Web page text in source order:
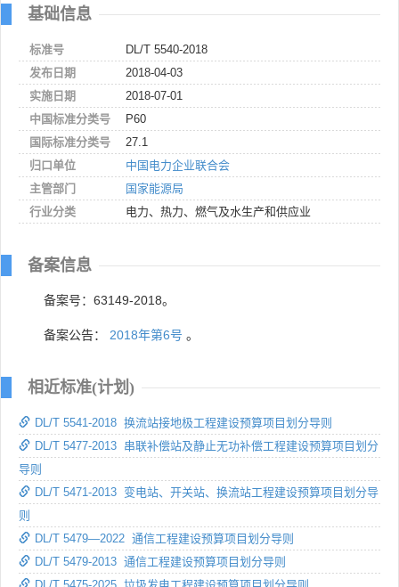
基础信息
标准号
DL/T 5540-2018
发布日期
2018-04-03
实施日期
2018-07-01
中国标准分类号
P60
国际标准分类号
27.1
归口单位
中国电力企业联合会
主管部门
国家能源局
行业分类
电力、热力、燃气及水生产和供应业
备案信息
备案号：63149-2018。
备案公告： 2018年第6号 。
相近标准(计划)
DL/T 5541-2018 换流站接地极工程建设预算项目划分导则
DL/T 5477-2013 串联补偿站及静止无功补偿工程建设预算项目划分
导则
DL/T 5471-2013 变电站、开关站、换流站工程建设预算项目划分导
则
DL/T 5479—2022 通信工程建设预算项目划分导则
DL/T 5479-2013 通信工程建设预算项目划分导则